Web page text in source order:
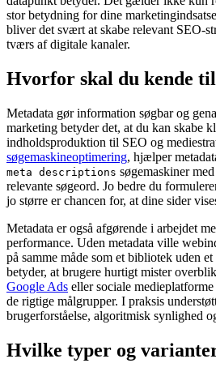
stor betydning for dine
bliver det svært at skabe relevant SEO-
tværs af digitale kanaler.
Hvorfor skal du kende
Metadata gør information søgbar og
marketing betyder det, at du kan skabe
indholdsproduktion til SEO og
søgemaskineoptimering, hjælper
meta descriptions søgemaskiner
relevante søgeord. Jo bedre du
jo større er chancen for, at dine sider
Metadata er også afgørende i arbejdet
performance. Uden metadata ville
på samme måde som et bibliotek uden
betyder, at brugere hurtigt mister
Google Ads eller sociale
de rigtige målgrupper. I praksis
brugerforståelse, algoritmisk synlighed
Hvilke typer og